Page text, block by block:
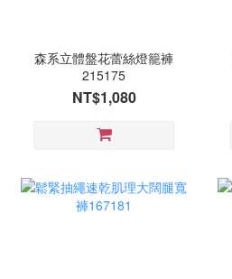
森系立體盤花蕾絲燈籠褲
215175
NT$1,080